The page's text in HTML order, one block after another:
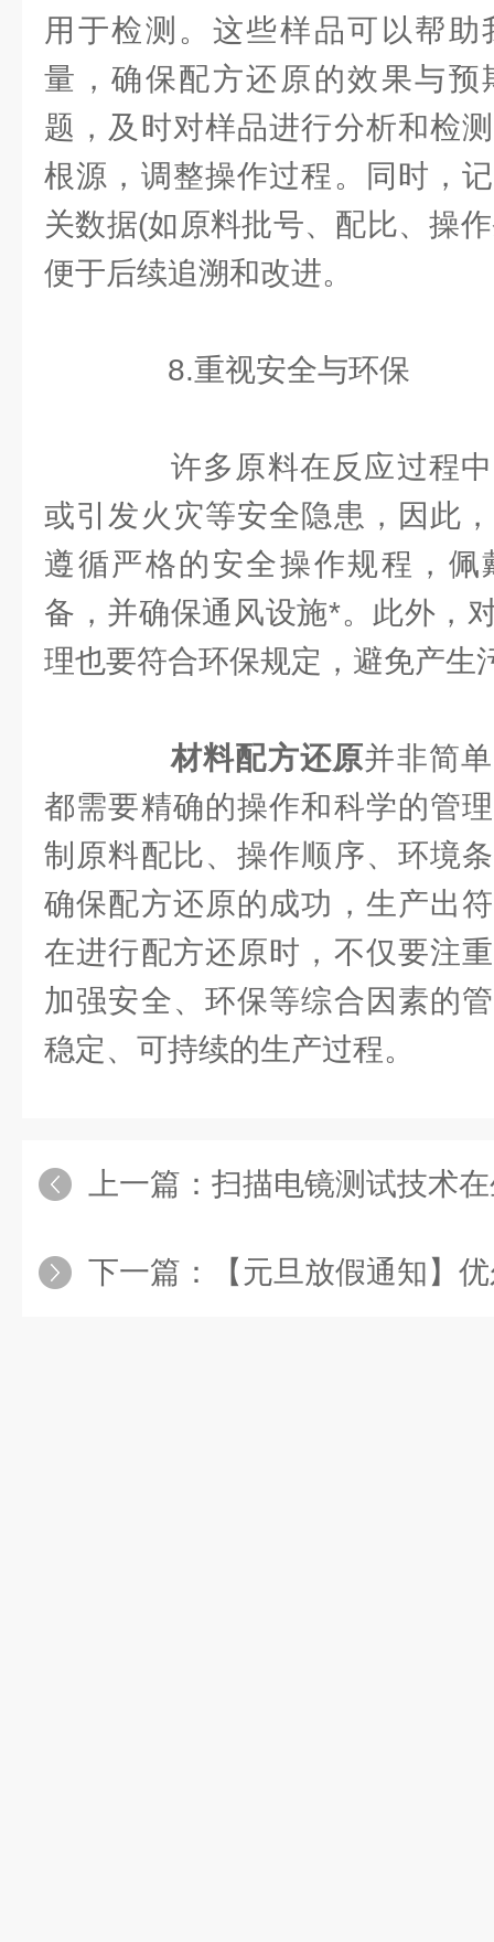
用于检测。这些样品可以帮
量，确保配方还原的效果与预
题，及时对样品进行分析和检
根源，调整操作过程。同时，
关数据(如原料批号、配比、操
便于后续追溯和改进。
8.重视安全与环保
许多原料在反应过程中
或引发火灾等安全隐患，因此
遵循严格的安全操作规程，
备，并确保通风设施*。此外，
理也要符合环保规定，避免产生
材料配方还原并非简
都需要精确的操作和科学的管
制原料配比、操作顺序、环境
确保配方还原的成功，生产出
在进行配方还原时，不仅要注
加强安全、环保等综合因素的
稳定、可持续的生产过程。
上一篇： 扫描电镜测试技术在
下一篇： 【元旦放假通知】